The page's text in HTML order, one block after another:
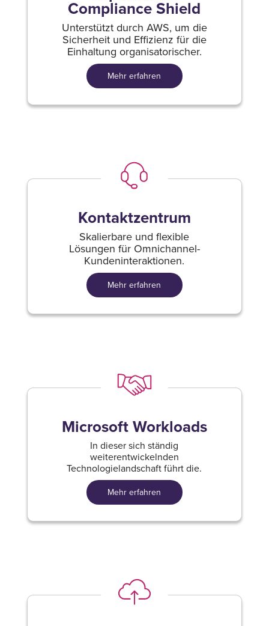
Compliance Shield
Unterstützt durch AWS, um die
Sicherheit und Effizienz für die
Einhaltung organisatorischer.
Mehr erfahren
Kontaktzentrum
Skalierbare und flexible
Lösungen für Omnichannel-
Kundeninteraktionen.
Mehr erfahren
Microsoft Workloads
In dieser sich ständig
weiterentwickelnden
Technologielandschaft führt die.
Mehr erfahren